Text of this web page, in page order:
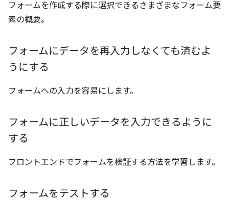
フォームを作成する際に選択できるさまざまなフォーム要
素の概要。
フォームにデータを再入力しなくても済むよ
うにする
フォームへの入力を容易にします。
フォームに正しいデータを入力できるように
する
フロントエンドでフォームを検証する方法を学習します。
フォームをテストする